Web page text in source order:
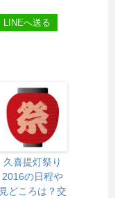
LINEへ送る
久喜提灯祭り
2016の日程や
見どころは？交